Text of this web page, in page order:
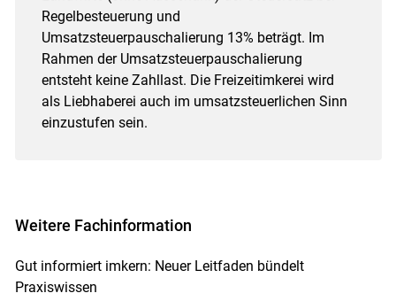
Regelbesteuerung und
Umsatzsteuerpauschalierung 13% beträgt. Im
Rahmen der Umsatzsteuerpauschalierung
entsteht keine Zahllast. Die Freizeitimkerei wird
als Liebhaberei auch im umsatzsteuerlichen Sinn
einzustufen sein.
Weitere Fachinformation
Gut informiert imkern: Neuer Leitfaden bündelt
Praxiswissen